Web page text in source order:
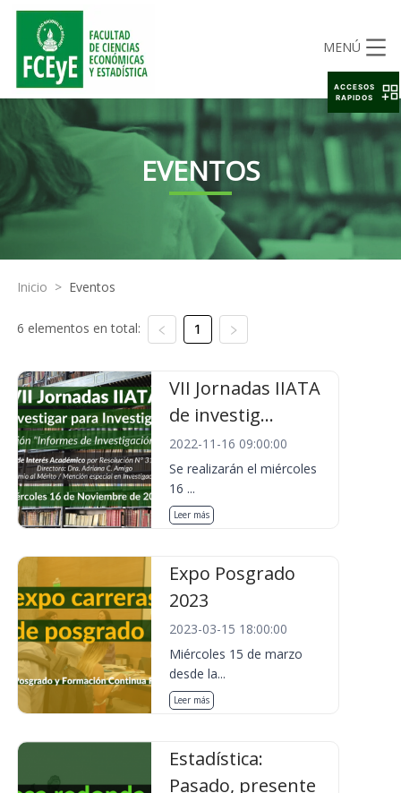
MENÚ
EVENTOS
Inicio > Eventos
6 elementos en total: 1
VII Jornadas IIATA
de investig...
2022-11-16 09:00:00
Se realizarán el miércoles
16 ...
Leer más
Expo Posgrado
2023
2023-03-15 18:00:00
Miércoles 15 de marzo
desde la...
Leer más
Estadística:
Pasado, presente
ACCESOS
RAPIDOS